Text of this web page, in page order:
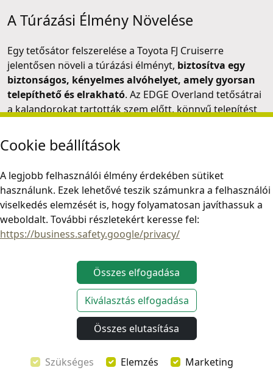
Cookie beállítások
A legjobb felhasználói élmény érdekében sütiket
használunk. Ezek lehetővé teszik számunkra a felhasználói
viselkedés elemzését is, hogy folyamatosan javíthassuk a
weboldalt. További részletekért keresse fel:
https://business.safety.google/privacy/
Összes elfogadása
Kiválasztás elfogadása
Összes elutasítása
Szükséges Elemzés Marketing
A Túrázási Élmény Növelése
Egy tetősátor felszerelése a Toyota FJ Cruiserre
jelentősen növeli a túrázási élményt, biztosítva egy
biztonságos, kényelmes alvóhelyet, amely gyorsan
telepíthető és elrakható. Az EDGE Overland tetősátrai
a kalandorokat tartották szem előtt, könnyű telepítést
időjárásálló anyagokkal az év minden szakára, és
további kiegészítőkkel, amelyek tovább növelik
és a kemping luxus tökéletes egyensúlyát. Akár az
Explore One-t választja a karcsú, egyedülálló design
miatt, akár a Horizon One-t a családbarát tágassága
miatt,minőségi terméket választ, amely ígéri, hogy
fokozza szabadtéri élményeit.Élvezze a szabadságot,
elérhet, bármerre is viszi az FJ Cruiser.